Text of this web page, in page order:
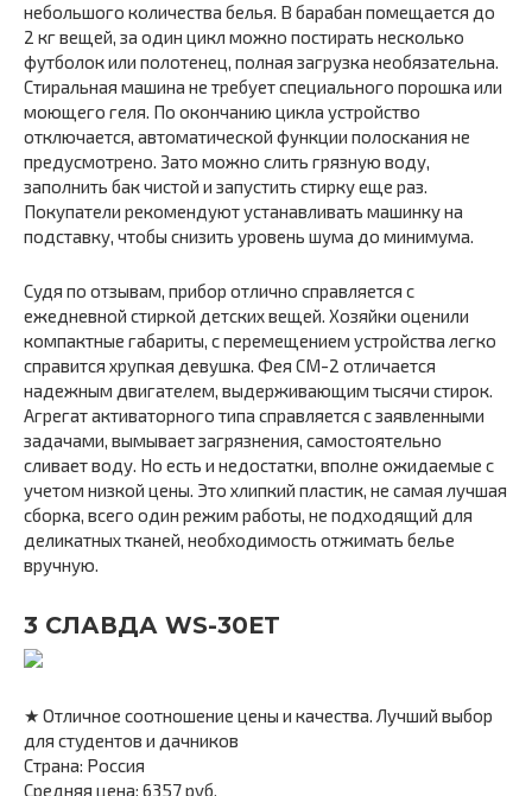
небольшого количества белья. В барабан помещается до
2 кг вещей, за один цикл можно постирать несколько
футболок или полотенец, полная загрузка необязательна.
Стиральная машина не требует специального порошка или
моющего геля. По окончанию цикла устройство
отключается, автоматической функции полоскания не
предусмотрено. Зато можно слить грязную воду,
заполнить бак чистой и запустить стирку еще раз.
Покупатели рекомендуют устанавливать машинку на
подставку, чтобы снизить уровень шума до минимума.
Судя по отзывам, прибор отлично справляется с
ежедневной стиркой детских вещей. Хозяйки оценили
компактные габариты, с перемещением устройства легко
справится хрупкая девушка. Фея СМ-2 отличается
надежным двигателем, выдерживающим тысячи стирок.
Агрегат активаторного типа справляется с заявленными
задачами, вымывает загрязнения, самостоятельно
сливает воду. Но есть и недостатки, вполне ожидаемые с
учетом низкой цены. Это хлипкий пластик, не самая лучшая
сборка, всего один режим работы, не подходящий для
деликатных тканей, необходимость отжимать белье
вручную.
3 СЛАВДА WS-30ET
★ Отличное соотношение цены и качества. Лучший выбор
для студентов и дачников
Страна: Россия
Средняя цена: 6357 руб.